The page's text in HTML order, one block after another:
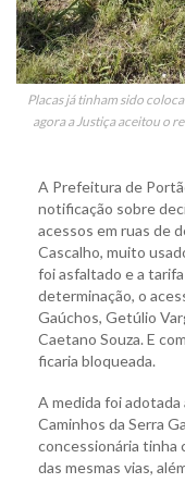
Placas já tinham sido
agora a Justiça aceitou o
A Prefeitura de
notificação sobre
acessos em ruas de
Cascalho, muito
foi asfaltado e a
determinação, o
Gaúchos, Getúlio
Caetano Souza. E
ficaria bloqueada.
A medida foi
Caminhos da Serra
concessionária tinha
das mesmas vias,